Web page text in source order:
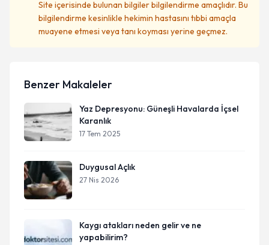
Site içerisinde bulunan bilgiler bilgilendirme amaçlıdır. Bu
bilgilendirme kesinlikle hekimin hastasını tıbbi amaçla
muayene etmesi veya tanı koyması yerine geçmez.
Benzer Makaleler
Yaz Depresyonu: Güneşli Havalarda İçsel
Karanlık
17 Tem 2025
Duygusal Açlık
27 Nis 2026
Kaygı atakları neden gelir ve ne
yapabilirim?